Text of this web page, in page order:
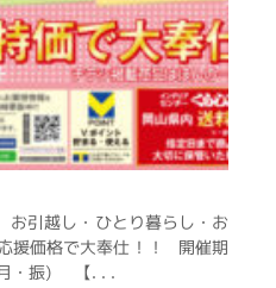
越し・ひとり暮らし・お
援価格で大奉仕！！ 開催期
・振) 【. . .